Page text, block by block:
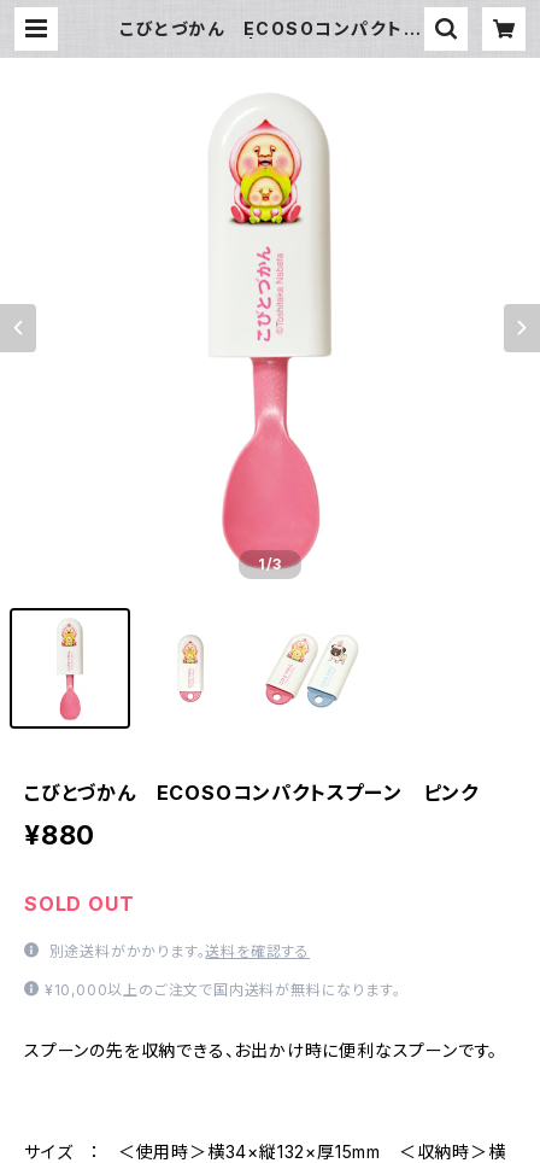
こびとづかん ECOSOコンパクトス
1/3
こびとづかん ECOSOコンパクトスプーン ピンク
¥880
SOLD OUT
別途送料がかかります。送料を確認する
¥10,000以上のご注文で国内送料が無料になります。
スプーンの先を収納できる、お出かけ時に便利なスプーンです。
サイズ ： ＜使用時＞横34×縦132×厚15mm ＜収納時＞横